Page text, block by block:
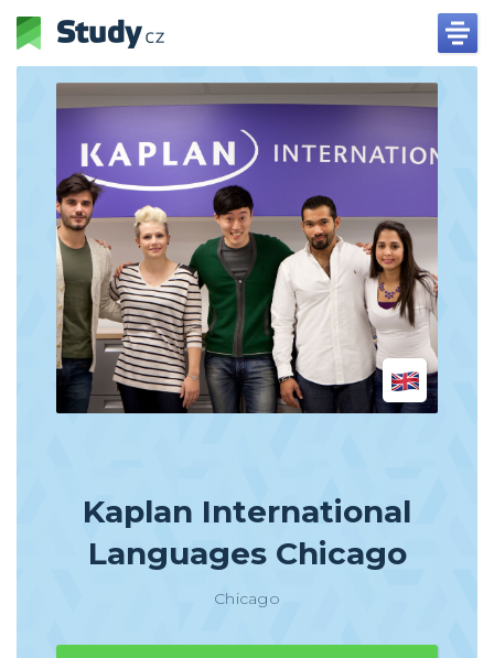
Kaplan International
Languages Chicago
Chicago